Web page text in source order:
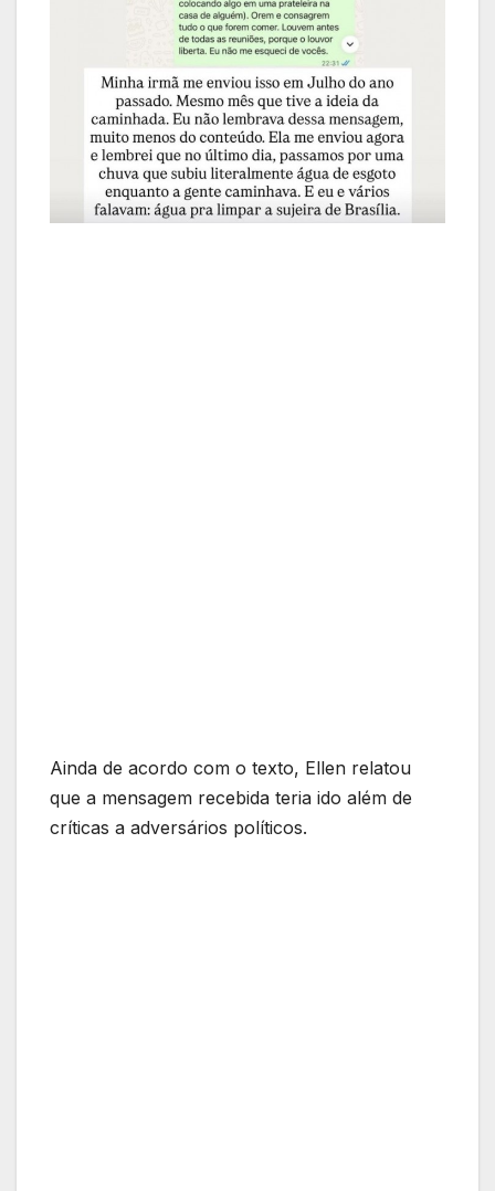
Ainda de acordo com o texto, Ellen relatou
que a mensagem recebida teria ido além de
críticas a adversários políticos.